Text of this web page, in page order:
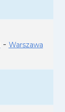
- Warszawa